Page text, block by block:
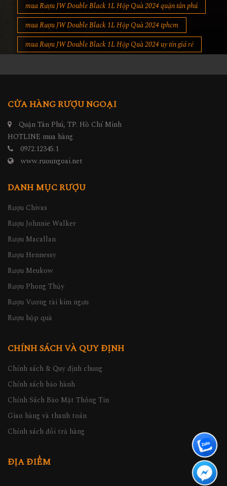
mua Rượu JW Double Black 1L Hộp Quà 2024 quận tân phú
mua Rượu JW Double Black 1L Hộp Quà 2024 tphcm
mua Rượu JW Double Black 1L Hộp Quà 2024 uy tín giá rẻ
CỬA HÀNG RƯỢU NGOẠI
Quận Tân Phú, TP. Hồ Chí Minh
HOTLINE mua hàng
0972.12345.1
www.ruoungoai.net
DANH MỤC RƯỢU
Rượu Chivas
Rượu Johnnie Walker
Rượu Macallan
Rượu Hennessy
Rượu Meukow
Rượu Phong Thủy
Rượu Vương tài kim ngưu
Rượu hộp quà
CHÍNH SÁCH VÀ QUY ĐỊNH
Chính sách & Quy định chung
Chính sách bảo hành
Chính Sách Bảo Mật Thông Tin
Giao hàng và thanh toán
Chính sách đổi trả hàng
ĐỊA ĐIỂM